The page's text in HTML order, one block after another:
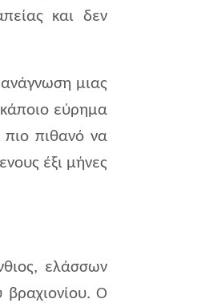
και δεν
ανάγνωση μιας
εύρημα
πιο πιθανό να
έξι μήνες
ελάσσων
βραχιονίου. Ο